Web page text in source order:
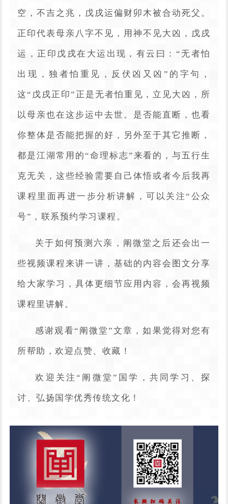
空，不吉之兆，戊戌运偏财卯木被合动死父。
正印代表母亲八字不见，用神不见大凶，戊戌
运，正印戊戌在大运出现，有云曰：“无者怕
出现，独者怕重见，反伏凶又凶”的字句，
这“戊戌正印”正是无者怕重见，立见大凶，所
以母亲也在这步运中去世。是否能直断，也看
你整体是否能把握的好，另外至于其它推断，
都是江湖常用的“命理标志”来看的，与五行生
克无关，这些经验需要自己体悟或者今后我再
课程里面再进一步分析讲解，可以关注“公众
号”，联系预约学习课程。
关于如何预测六亲，阐微堂之后还会出一
些视频课程来讲一讲，基础的内容会图文分享
给大家学习，具体更细节应用内容，会再视频
课程里讲解。
感谢观看“阐微堂”文章，如果觉得对您有
所帮助，欢迎点赞、收藏！
欢迎关注“阐微堂”国学，共同学习、探
讨、弘扬国学优秀传统文化！